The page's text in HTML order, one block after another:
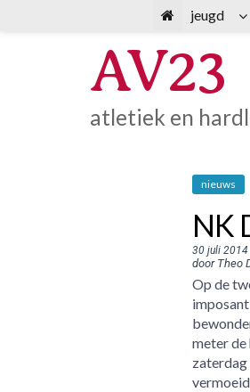
AV23
atletiek en
nieuws
NK
30 juli 2014
door Theo
Op de
meter de
zaterdag
jeugd